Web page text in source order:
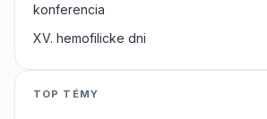
konferencia
XV. hemofilicke dni
TOP TÉMY